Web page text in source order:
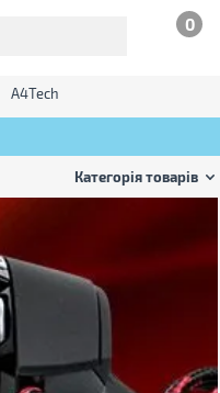
0
A4Tech
Категорія товарів